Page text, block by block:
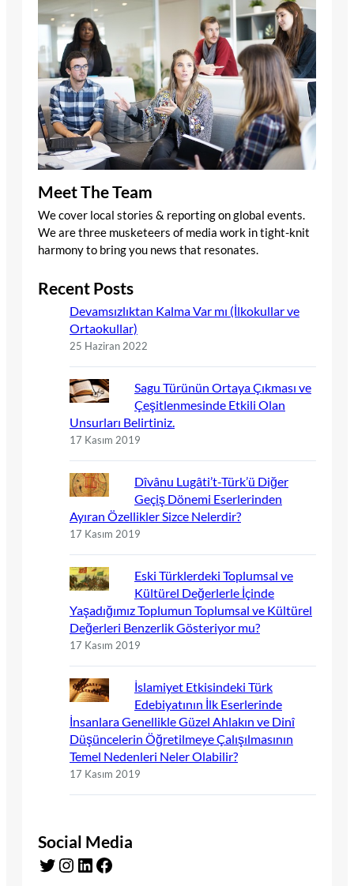
Meet The Team
We cover local stories & reporting on global events.
We are three musketeers of media work in tight-knit
harmony to bring you news that resonates.
Recent Posts
Devamsızlıktan Kalma Var mı (İlkokullar ve
Ortaokullar)
25 Haziran 2022
Sagu Türünün Ortaya Çıkması ve
Çeşitlenmesinde Etkili Olan
Unsurları Belirtiniz.
17 Kasım 2019
Dîvânu Lugâti’t-Türk’ü Diğer
Geçiş Dönemi Eserlerinden
Ayıran Özellikler Sizce Nelerdir?
17 Kasım 2019
Eski Türklerdeki Toplumsal ve
Kültürel Değerlerle İçinde
Yaşadığımız Toplumun Toplumsal ve Kültürel
Değerleri Benzerlik Gösteriyor mu?
17 Kasım 2019
İslamiyet Etkisindeki Türk
Edebiyatının İlk Eserlerinde
İnsanlara Genellikle Güzel Ahlakın ve Dinî
Düşüncelerin Öğretilmeye Çalışılmasının
Temel Nedenleri Neler Olabilir?
17 Kasım 2019
Social Media
Twitter Instagram LinkedIn Facebook